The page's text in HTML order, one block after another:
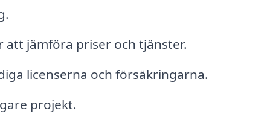
jämföra priser och tjänster.
licenserna och försäkringarna.
projekt.